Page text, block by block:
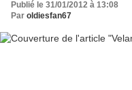
Publié le 31/01/2012 à 13:08
Par oldiesfan67